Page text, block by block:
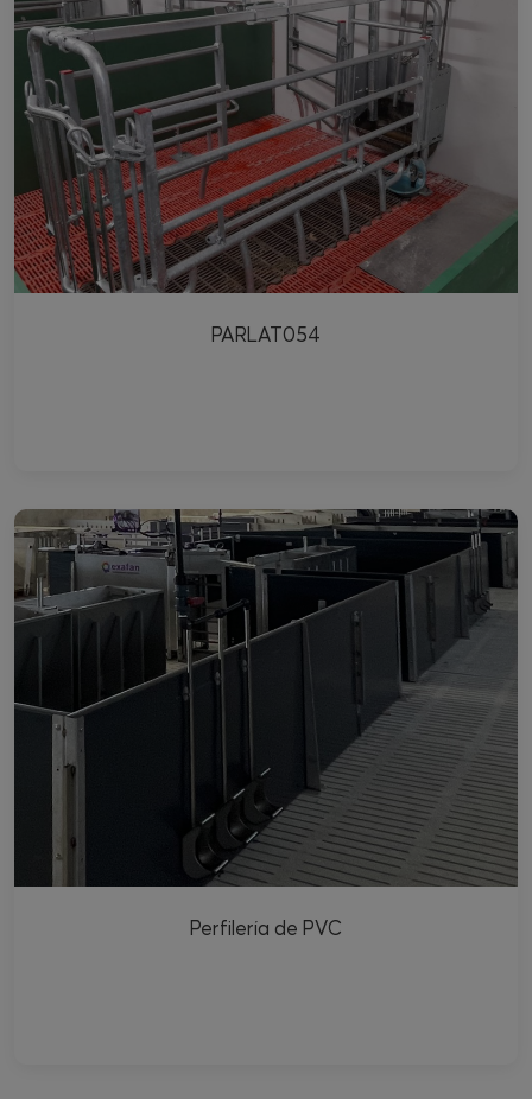
PARLAT054
Perfilería de PVC